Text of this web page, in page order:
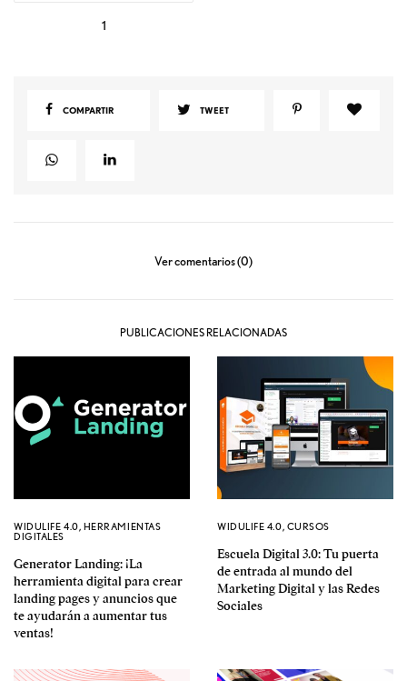
1
COMPARTIR TWEET
Ver comentarios (0)
PUBLICACIONES RELACIONADAS
WIDULIFE 4.0, HERRAMIENTAS
DIGITALES
Generator Landing: ¡La
herramienta digital para crear
landing pages y anuncios que
te ayudarán a aumentar tus
ventas!
WIDULIFE 4.0, CURSOS
Escuela Digital 3.0: Tu puerta
de entrada al mundo del
Marketing Digital y las Redes
Sociales